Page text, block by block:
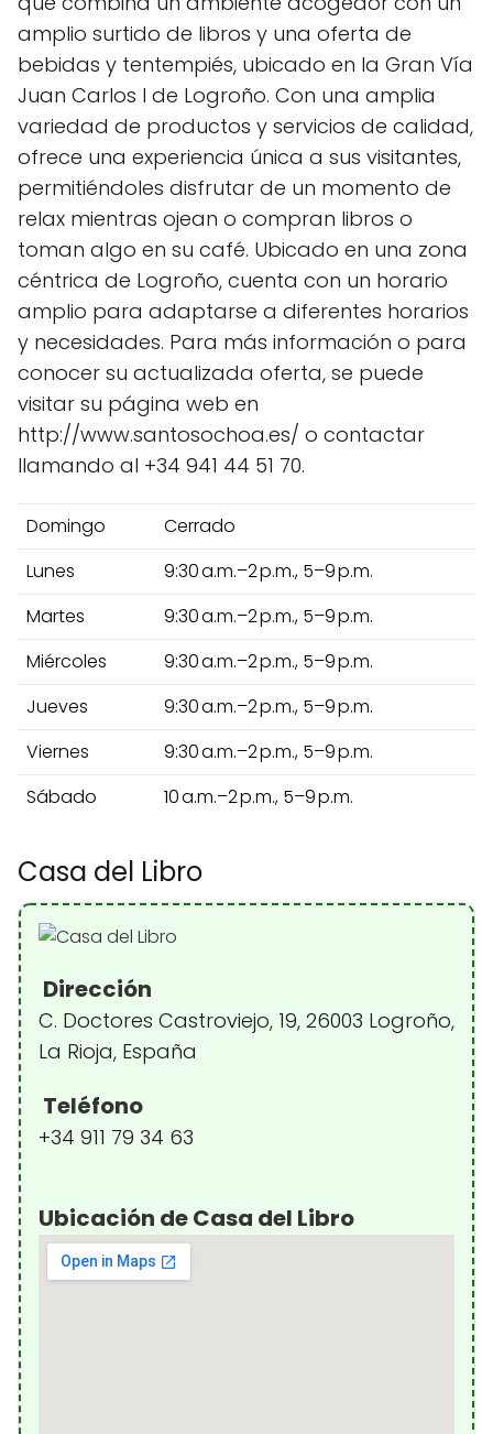
amplio surtido de libros y una oferta de
bebidas y tentempiés, ubicado en la Gran Vía
Juan Carlos I de Logroño. Con una amplia
variedad de productos y servicios de calidad,
ofrece una experiencia única a sus visitantes,
permitiéndoles disfrutar de un momento de
relax mientras ojean o compran libros o
toman algo en su café. Ubicado en una zona
céntrica de Logroño, cuenta con un horario
amplio para adaptarse a diferentes horarios
y necesidades. Para más información o para
conocer su actualizada oferta, se puede
visitar su página web en
http://www.santosochoa.es/ o contactar
llamando al +34 941 44 51 70.
Domingo
Cerrado
Lunes
9:30 a.m.–2 p.m., 5–9 p.m.
Martes
9:30 a.m.–2 p.m., 5–9 p.m.
Miércoles
9:30 a.m.–2 p.m., 5–9 p.m.
Jueves
9:30 a.m.–2 p.m., 5–9 p.m.
Viernes
9:30 a.m.–2 p.m., 5–9 p.m.
Sábado
10 a.m.–2 p.m., 5–9 p.m.
Casa del Libro
Dirección
C. Doctores Castroviejo, 19, 26003 Logroño,
La Rioja, España
Teléfono
+34 911 79 34 63
Ubicación de Casa del Libro